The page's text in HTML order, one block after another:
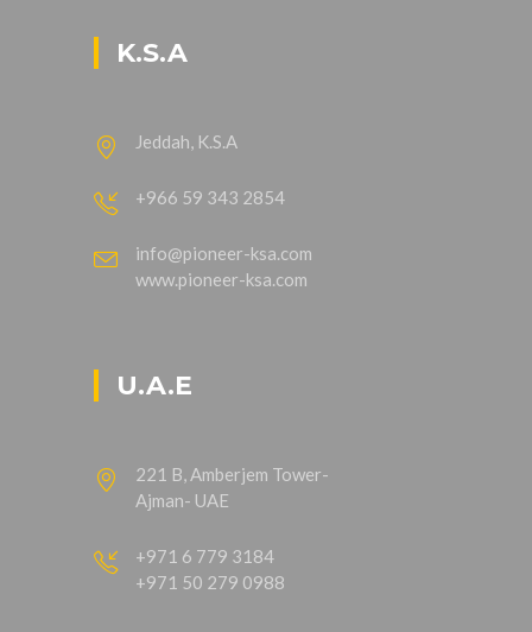
K.S.A
Jeddah, K.S.A
+966 59 343 2854
info@pioneer-ksa.com
www.pioneer-ksa.com
U.A.E
221 B, Amberjem Tower-
Ajman- UAE
+971 6 779 3184
+971 50 279 0988